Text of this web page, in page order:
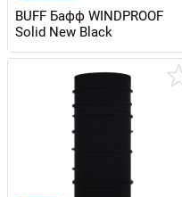
BUFF Бафф WINDPROOF
Solid New Black